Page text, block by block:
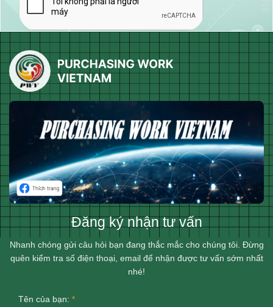
Đăng ký nhận tư vấn
Nhanh chóng gửi câu hỏi bạn đang thắc mắc cho chúng tôi. Đừng
quên kiểm tra số điện thoại, email để nhận được tư vấn sớm nhất
nhé!
Tên của bạn: *